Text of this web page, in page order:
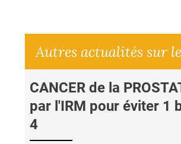
Autres actualités sur
CANCER de la
par l'IRM pour éviter 1
4